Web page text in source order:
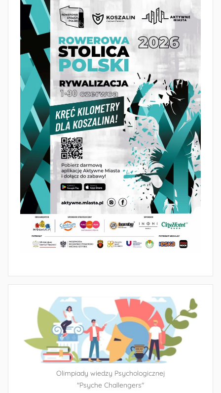
Olimpiady wiedzy Psychologicznej
"Psyche Challengers"